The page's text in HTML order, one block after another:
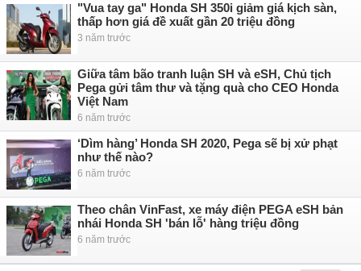
"Vua tay ga" Honda SH 350i giảm giá kịch sàn,
thấp hơn giá đề xuất gần 20 triệu đồng
3 năm trước
Giữa tâm bão tranh luận SH và eSH, Chủ tịch
Pega gửi tâm thư và tặng quà cho CEO Honda
Việt Nam
6 năm trước
‘Dìm hàng’ Honda SH 2020, Pega sẽ bị xử phạt
như thế nào?
6 năm trước
Theo chân VinFast, xe máy điện PEGA eSH bản
nhái Honda SH 'bán lỗ' hàng triệu đồng
6 năm trước